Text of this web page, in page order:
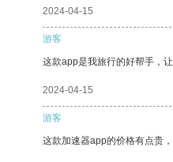
2024-04-15
游客
这款app是我旅行的好帮手，
2024-04-15
游客
这款加速器app的价格有点贵